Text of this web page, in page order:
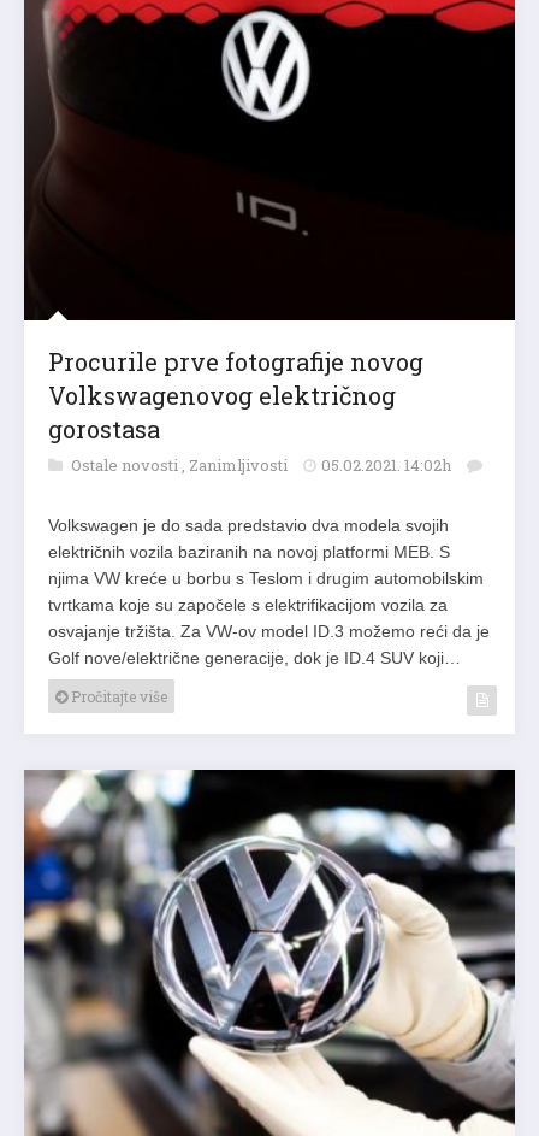
Procurile prve fotografije novog
Volkswagenovog električnog
gorostasa
Ostale novosti , Zanimljivosti 05.02.2021. 14:02h
Volkswagen je do sada predstavio dva modela svojih
električnih vozila baziranih na novoj platformi MEB. S
njima VW kreće u borbu s Teslom i drugim automobilskim
tvrtkama koje su započele s elektrifikacijom vozila za
osvajanje tržišta. Za VW-ov model ID.3 možemo reći da je
Golf nove/električne generacije, dok je ID.4 SUV koji…
Pročitajte više